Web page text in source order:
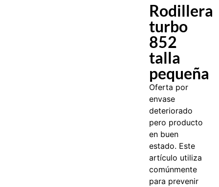
Rodillera
turbo
852
talla
pequeña
Oferta por
envase
deteriorado
pero producto
en buen
estado. Este
artículo utiliza
comúnmente
para prevenir